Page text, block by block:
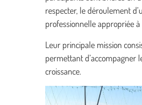
respecter, le déroulement
professionnelle appropriée à
Leur principale mission
permettant d’accompagner
croissance.